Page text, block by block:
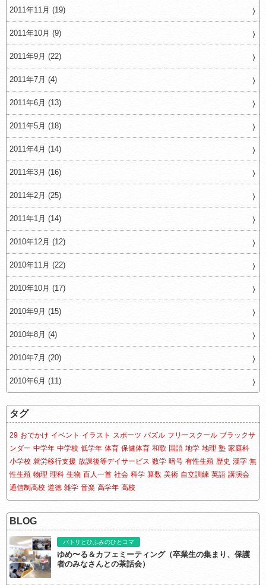
2011年11月 (19)
2011年10月 (9)
2011年9月 (22)
2011年7月 (4)
2011年6月 (13)
2011年5月 (18)
2011年4月 (14)
2011年3月 (16)
2011年2月 (25)
2011年1月 (14)
2010年12月 (12)
2010年11月 (22)
2010年10月 (17)
2010年9月 (15)
2010年8月 (4)
2010年7月 (20)
2010年6月 (11)
タグ
29 おでかけ イベント イラスト スポーツ パズル フリースクール ブラックサ
ンダー 中学年 中学校 低学年 体育 保健体育 和歌 国語 地学 地理 塾 家庭科
小学校 就労移行支援 放課後等デイサービス 数学 暗号 有性生殖 歴史 漢字 無
性生殖 物理 理科 生物 百人一首 社会 科学 算数 美術 自立訓練 英語 講演会
通信制高校 道徳 雑学 音楽 高学年 高校
BLOG
パトリとひふみのひとコマ
ゆめ〜る＆カフェミーティング（卒業生の集まり、保護
者のみなさんとの茶話会）